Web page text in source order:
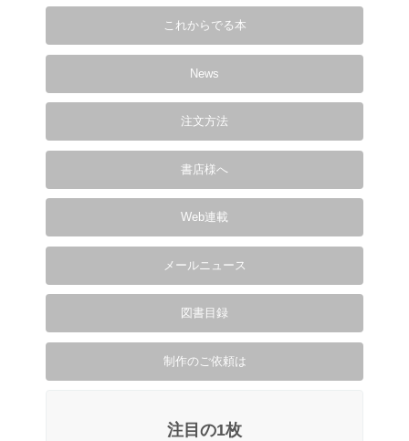
これからでる本
News
注文方法
書店様へ
Web連載
メールニュース
図書目録
制作のご依頼は
注目の1枚